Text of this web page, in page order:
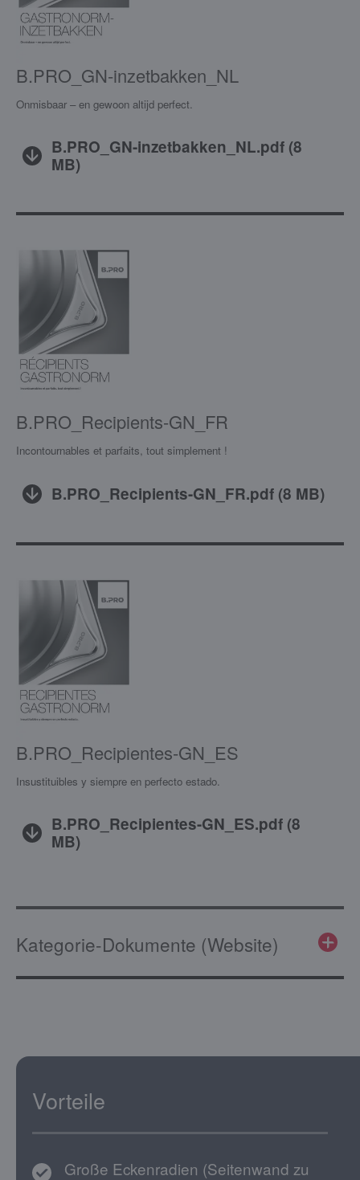
B.PRO_GN-inzetbakken_NL
Onmisbaar – en gewoon altijd perfect.
B.PRO_GN-inzetbakken_NL.pdf(8
MB)
B.PRO_Recipients-GN_FR
Incontournables et parfaits, tout simplement !
B.PRO_Recipients-GN_FR.pdf (8 MB)
B.PRO_Recipientes-GN_ES
Insustituibles y siempre en perfecto estado.
B.PRO_Recipientes-GN_ES.pdf(8
MB)
Kategorie-Dokumente (Website)
Vorteile
Große Eckenradien (Seitenwand zu